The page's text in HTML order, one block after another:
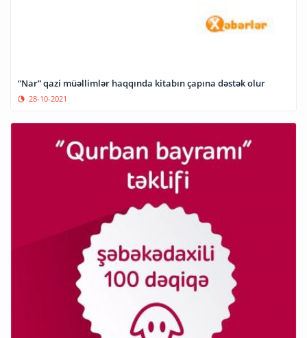
“Nar” qazi müəllimlər haqqında kitabın çapına dəstək olur
28-10-2021